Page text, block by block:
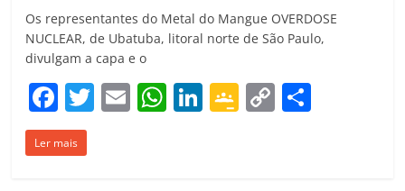
Os representantes do Metal do Mangue OVERDOSE
NUCLEAR, de Ubatuba, litoral norte de São Paulo,
divulgam a capa e o
F
a
c
T E W Li G C
Ler mais